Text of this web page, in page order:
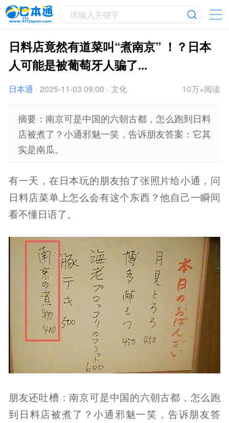
请输入关键字
日料店竟然有道菜叫“煮南京” ！？日本
人可能是被葡萄牙人骗了...
日本通 · 2025-11-03 09:00 · 文化 10万+阅读
摘要：南京可是中国的六朝古都，怎么跑到日料
店被煮了？小通邪魅一笑，告诉朋友答案：它其
实是南瓜。
有一天，在日本玩的朋友拍了张照片给小通，问
日料店菜单上怎么会有这个东西？他自己一瞬间
看不懂日语了。
朋友还吐槽：南京可是中国的六朝古都，怎么跑
到日料店被煮了？小通邪魅一笑，告诉朋友答